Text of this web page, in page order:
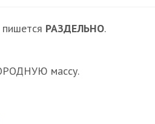
РАЗДЕЛЬНО.
массу.